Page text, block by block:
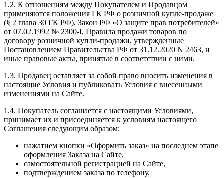
1.2. К отношениям между Покупателем и Продавцом
применяются положения ГК РФ о розничной купле-продаже
(§ 2 глава 30 ГК РФ), Закон РФ «О защите прав потребителей»
от 07.02.1992 № 2300-I, Правила продажи товаров по
договору розничной купли-продажи, утвержденные
Постановлением Правительства РФ от 31.12.2020 N 2463, и
иные правовые акты, принятые в соответствии с ними.
1.3. Продавец оставляет за собой право вносить изменения в
настоящие Условия и публиковать Условия с внесенными
изменениями на Сайте.
1.4. Покупатель соглашается с настоящими Условиями,
принимает их и присоединяется к условиям настоящего
Соглашения следующим образом:
нажатием кнопки «Оформить заказ» на последнем этапе
оформления Заказа на Сайте,
самостоятельной регистрацией на Сайте,
подтверждением заказа по телефону.